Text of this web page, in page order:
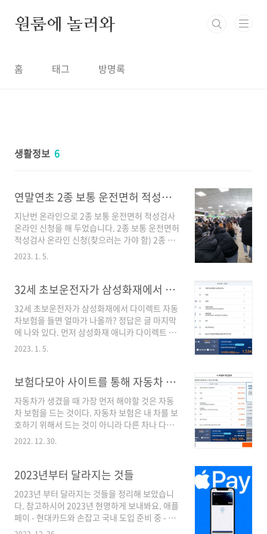
원룸에 놀러와
홈 태그 방명록
생활정보 6
연말연초 2종 보통 운전면허 적성검사 후 갱신 기다리지 않고 서부운전면허시험장에 가서 면허증 찾기
지난번 온라인으로 2종 보통 운전면허 적성검사
온라인 신청을 해 두었습니다. 2종 보통 운전면허
적성검사 온라인 신청(찾으러는 가야 함) 2종 보
통 운전면허 적성검사 온라인 갱신을 알려드리겠
로 발급된 면허증을 찾으러 한 번은 가 online-
인 12월 26일로 잡혀 있었습니다. 온라인 신청
치고 꽤 오랜시간이 걸리는 것 같군요. 하지만 찾
는 건 금방입니다. 이것이 온라인 신청의 장점입
니다. 본인이 신청해 둔 곳에 가면 이미 면허증이
는 것이 아닌 택배나 우편으..
2023. 1. 5.
32세 초보운전자가 삼성화재에서 다이렉트 자동차보험을 들면 얼마가 나올까?
32세 초보운전자가 삼성화재에서 다이렉트 자동
차보험을 들면 얼마가 나올까? 정답은 글 마지막
에 나와 있다. 먼저 삼성화재 애니카 다이렉트 자
동차보험 사이트에 들어간다. 먼저 보험다보아
모아 사이트를 통해 자동차 보험을 싸게 가입하
은 자동차 보험을 드는 것이다. 자동차 보험은 내
차를 보호하기 위해서 드는 것이 아니라 다른 차
나 다른 사람에 상해를 입혔을 때 드는 비용을 보
험사 online-building.com 내가 했을 때 나에
록 하겠다. https://direct.samsun..
2023. 1. 5.
보험다모아 사이트를 통해 자동차 보험을 싸게 가입하는 방법
자동차가 생겼을 때 가장 먼저 해야할 것은 자동
차 보험을 드는 것이다. 자동차 보험은 내 차를 보
호하기 위해서 드는 것이 아니라 다른 차나 다른
사람에 상해를 입혔을 때 드는 비용을 보험사에
보기는 쉬운 일이 아닐 것이다. 그래서 그 일을 대
신 해주는 사이트가 있으니 바로 보험 다보아 사
이트이다. 1) 네이버페이 - 포인트 혜텍 - 견적만
받아도 주는 2만원을 받자 먼저 네이버 페이 사이
트에 들어가 보험료 확인만 하면 네이버 페이 포
2022. 12. 30.
2023년부터 달라지는 것들
2023년 부터 달라지는 것들을 정리해 보았습니
다. 참고하시어 2023년 현명하게 보내봐요. 애플
페이 - 현대카드와 손잡고 국내 도입 준비 중 - 현
재 시행 시기는 11월 30일로 예상 - 코스트코, 하